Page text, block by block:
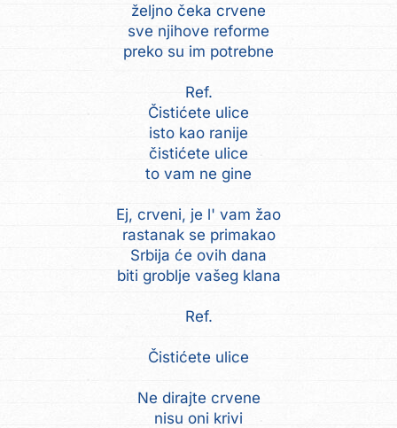
željno čeka crvene
sve njihove reforme
preko su im potrebne
Ref.
Čistićete ulice
isto kao ranije
čistićete ulice
to vam ne gine
Ej, crveni, je l' vam žao
rastanak se primakao
Srbija će ovih dana
biti groblje vašeg klana
Ref.
Čistićete ulice
Ne dirajte crvene
nisu oni krivi